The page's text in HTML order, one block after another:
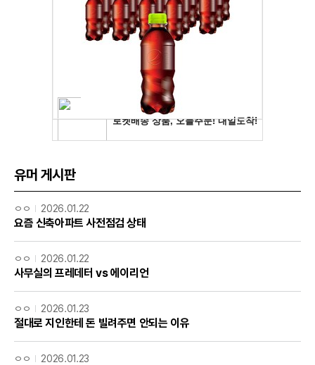
유머 게시판
ㅇㅇ 2026.01.22
요즘 신축아파트 사전점검 상태
ㅇㅇ 2026.01.22
사무실의 프레데터 vs 에이리언
ㅇㅇ 2026.01.23
절대로 지인한테 돈 빌려주면 안되는 이유
ㅇㅇ 2026.01.23